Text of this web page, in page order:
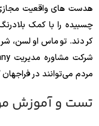
هدست های واقعیت
چسبیده را با کمک
مردم می‌توانند در
تست و آموزش